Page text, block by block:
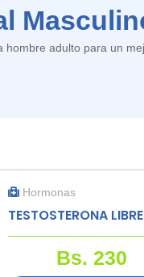
hombre adulto para un
Hormonas
TESTOSTERONA LIBRE
Bs. 230